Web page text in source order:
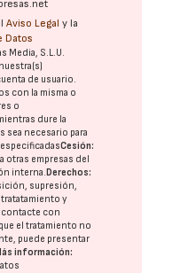
Aviso Legal y la
Datos
Media, S.L.U.
de usuario.
con la misma o
o
dure la
sea necesario para
especificadasCesión:
otras empresas del
interna. Derechos:
supresión,
y
contacte con
el tratamiento no
puede presentar
información: